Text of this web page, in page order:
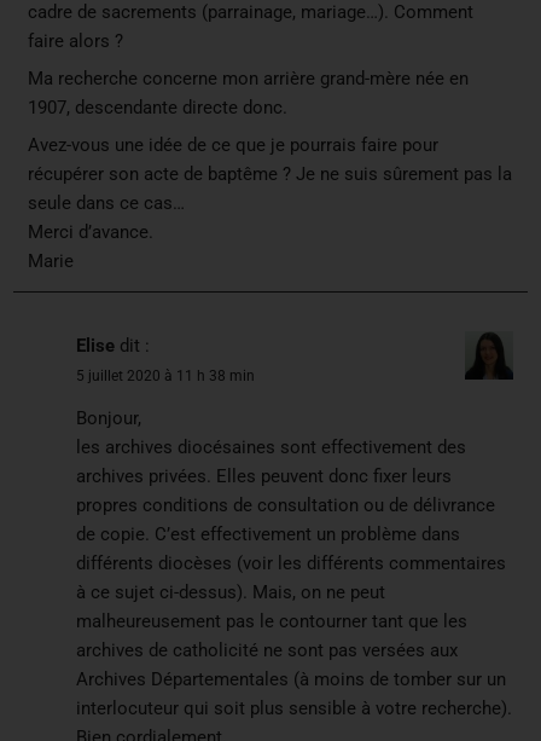
cadre de sacrements (parrainage, mariage…). Comment
faire alors ?
Ma recherche concerne mon arrière grand-mère née en
1907, descendante directe donc.
Avez-vous une idée de ce que je pourrais faire pour
récupérer son acte de baptême ? Je ne suis sûrement pas la
seule dans ce cas…
Merci d’avance.
Marie
Elise dit :
5 juillet 2020 à 11 h 38 min
Bonjour,
les archives diocésaines sont effectivement des
archives privées. Elles peuvent donc fixer leurs
propres conditions de consultation ou de délivrance
de copie. C’est effectivement un problème dans
différents diocèses (voir les différents commentaires
à ce sujet ci-dessus). Mais, on ne peut
malheureusement pas le contourner tant que les
archives de catholicité ne sont pas versées aux
Archives Départementales (à moins de tomber sur un
interlocuteur qui soit plus sensible à votre recherche).